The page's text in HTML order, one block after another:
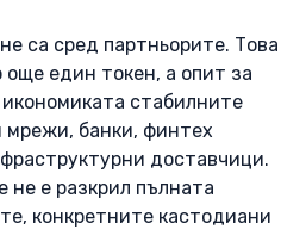
са сред партньорите. Това
още един токен, а опит за
стабилните
банки, финтех
доставчици.
не е разкрил пълната
конкретните кастодиани